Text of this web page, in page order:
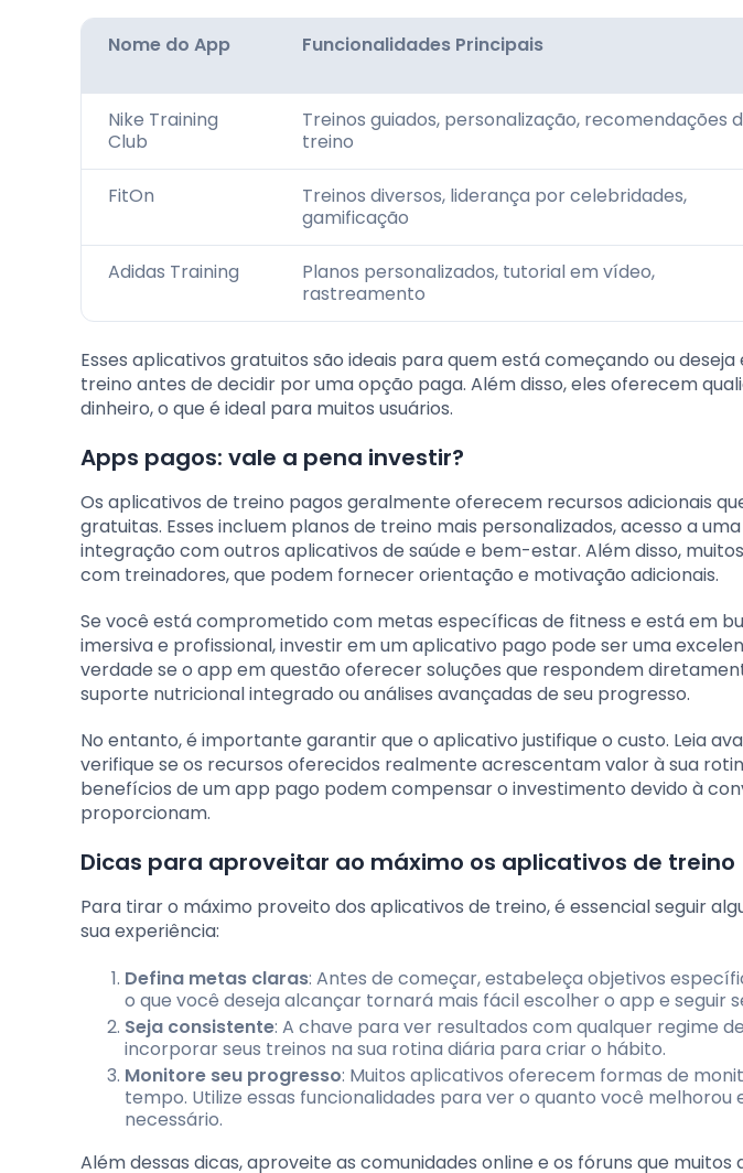
Nome do App Funcionalidades Principais
Nike Training
Club
Treinos guiados, personalização, recomendações
treino
FitOn
Treinos diversos, liderança por celebridades,
gamificação
Adidas Training
Planos personalizados, tutorial em vídeo,
rastreamento
Esses aplicativos gratuitos são ideais para quem está começando ou
treino antes de decidir por uma opção paga. Além disso, eles oferecem
dinheiro, o que é ideal para muitos usuários.
Apps pagos: vale a pena investir?
Os aplicativos de treino pagos geralmente oferecem recursos adicionais
gratuitas. Esses incluem planos de treino mais personalizados, acesso a
integração com outros aplicativos de saúde e bem-estar. Além disso,
com treinadores, que podem fornecer orientação e motivação adicionais.
Se você está comprometido com metas específicas de fitness e está em
imersiva e profissional, investir em um aplicativo pago pode ser uma
verdade se o app em questão oferecer soluções que respondem
suporte nutricional integrado ou análises avançadas de seu progresso.
No entanto, é importante garantir que o aplicativo justifique o custo. Leia
verifique se os recursos oferecidos realmente acrescentam valor à sua
benefícios de um app pago podem compensar o investimento devido à
proporcionam.
Dicas para aproveitar ao máximo os aplicativos de treino
Para tirar o máximo proveito dos aplicativos de treino, é essencial seguir
sua experiência:
Defina metas claras: Antes de começar, estabeleça objetivos
o que você deseja alcançar tornará mais fácil escolher o app e seguir
Seja consistente: A chave para ver resultados com qualquer regime
incorporar seus treinos na sua rotina diária para criar o hábito.
Monitore seu progresso: Muitos aplicativos oferecem formas de
tempo. Utilize essas funcionalidades para ver o quanto você melhorou
necessário.
Além dessas dicas, aproveite as comunidades online e os fóruns que